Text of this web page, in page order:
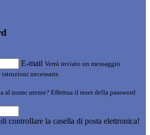
E-mail Verrà inviato un messaggio
necessarie.
al nome utente? Effettua il reset della password
controllare la casella di posta elettronica!